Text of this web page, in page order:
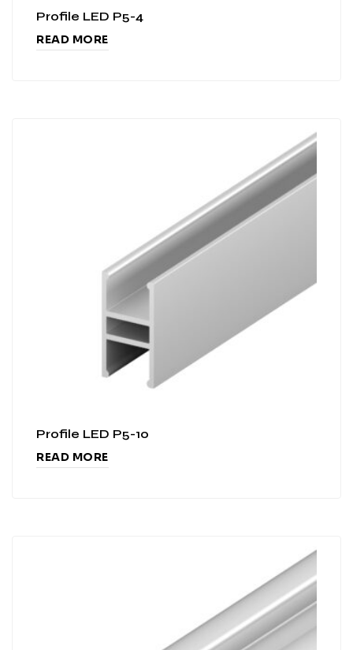
Profile LED P5-4
READ MORE
Profile LED P5-10
READ MORE